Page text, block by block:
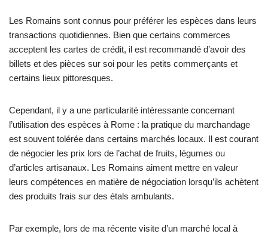
Les Romains sont connus pour préférer les espèces dans leurs
transactions quotidiennes. Bien que certains commerces
acceptent les cartes de crédit, il est recommandé d’avoir des
billets et des pièces sur soi pour les petits commerçants et
certains lieux pittoresques.
Cependant, il y a une particularité intéressante concernant
l’utilisation des espèces à Rome : la pratique du marchandage
est souvent tolérée dans certains marchés locaux. Il est courant
de négocier les prix lors de l’achat de fruits, légumes ou
d’articles artisanaux. Les Romains aiment mettre en valeur
leurs compétences en matière de négociation lorsqu’ils achètent
des produits frais sur des étals ambulants.
Par exemple, lors de ma récente visite d’un marché local à